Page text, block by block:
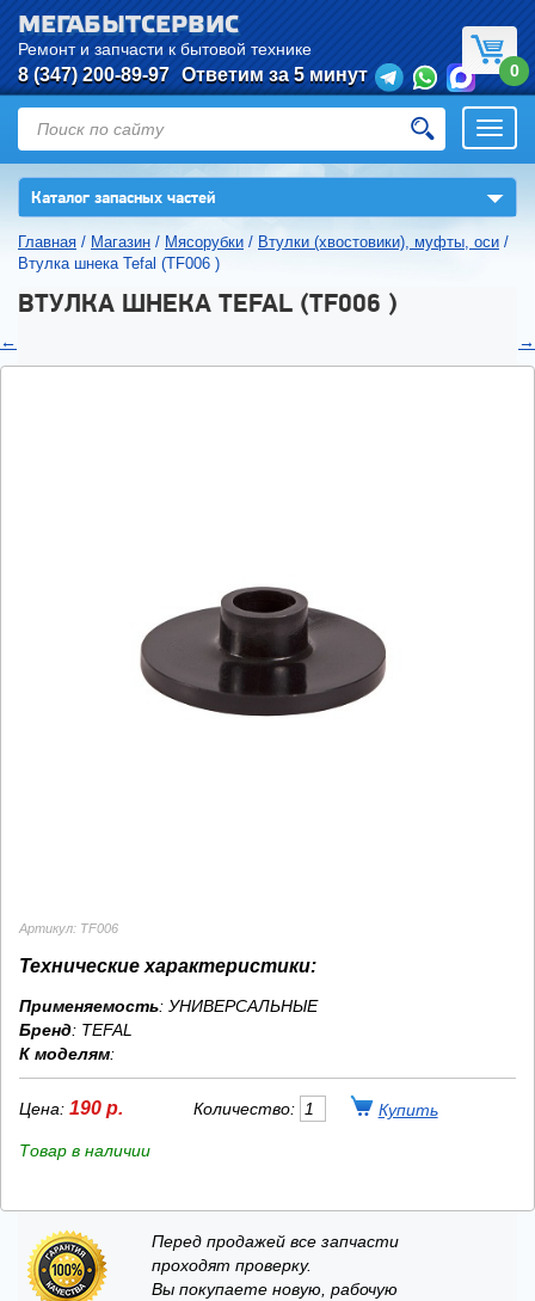
МЕГАБЫТСЕРВИС
Ремонт и запчасти к бытовой технике
8 (347) 200-89-97 Ответим за 5 минут 0
Каталог запасных частей ▼
Главная / Магазин / Мясорубки / Втулки (хвостовики), муфты, оси /
Втулка шнека Tefal (TF006 )
ВТУЛКА ШНЕКА TEFAL (TF006 )
← →
Артикул: TF006
Технические характеристики:
Применяемость: УНИВЕРСАЛЬНЫЕ
Бренд: TEFAL
К моделям:
Цена: 190 р. Количество:
Товар в наличии
Перед продажей все запчасти
проходят проверку.
Вы покупаете новую, рабочую